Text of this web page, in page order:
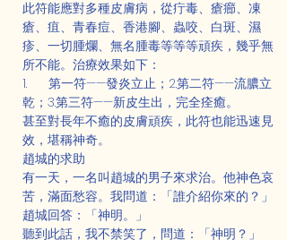
此符能應對多種皮膚病，從疔毒、瘡癤、凍
瘡、疽、青春痘、香港腳、蟲咬、白斑、濕
疹、一切腫爛、無名腫毒等等等頑疾，幾乎無
所不能。治療效果如下：
1.      第一符——發炎立止；2.第二符——流膿立
乾；3.第三符——新皮生出，完全痊癒。
甚至對長年不癒的皮膚頑疾，此符也能迅速見
效，堪稱神奇。
趙城的求助
有一天，一名叫趙城的男子來求治。他神色哀
苦，滿面愁容。我問道：「誰介紹你來的？」
趙城回答：「神明。」
聽到此話，我不禁笑了，問道：「神明？」